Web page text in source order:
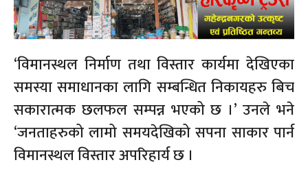
‘विमानस्थल निर्माण तथा विस्तार कार्यमा देखिएका
समस्या समाधानका लागि सम्बन्धित निकायहरु बिच
सकारात्मक छलफल सम्पन्न भएको छ ।’ उनले भने
‘जनताहरुको लामो समयदेखिको सपना साकार पार्न
विमानस्थल विस्तार अपरिहार्य छ ।